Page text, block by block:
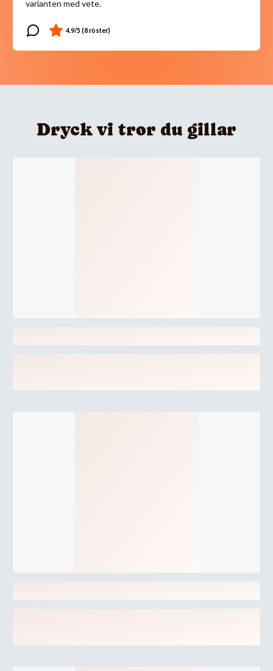
varianten med vete.
Dryck vi tror du gillar